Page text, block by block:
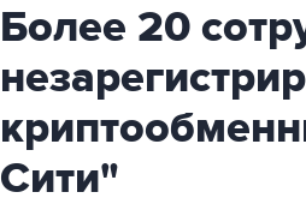
Более 20
Сити"